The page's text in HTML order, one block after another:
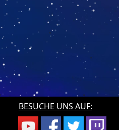
BESUCHE UNS AUF: